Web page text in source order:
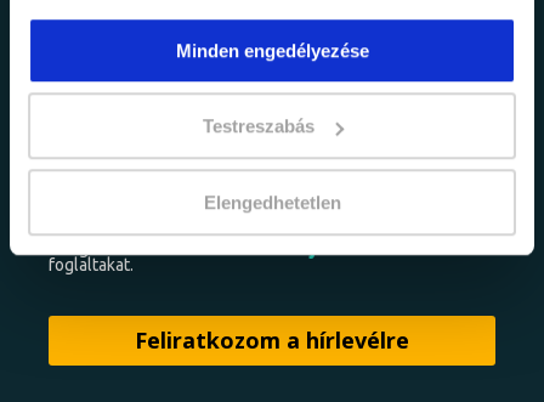
Minden engedélyezése
Testreszabás
Elengedhetetlen
foglaltakat.